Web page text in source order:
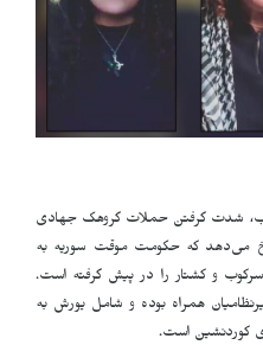
شدت گرفتن حملات گروهک جهادی
رخ می‌دهد که حکومت موقت سوریه به
و کشتار را در پیش گرفته است.
همراه بوده و شامل یورش به
کوردنشین است.